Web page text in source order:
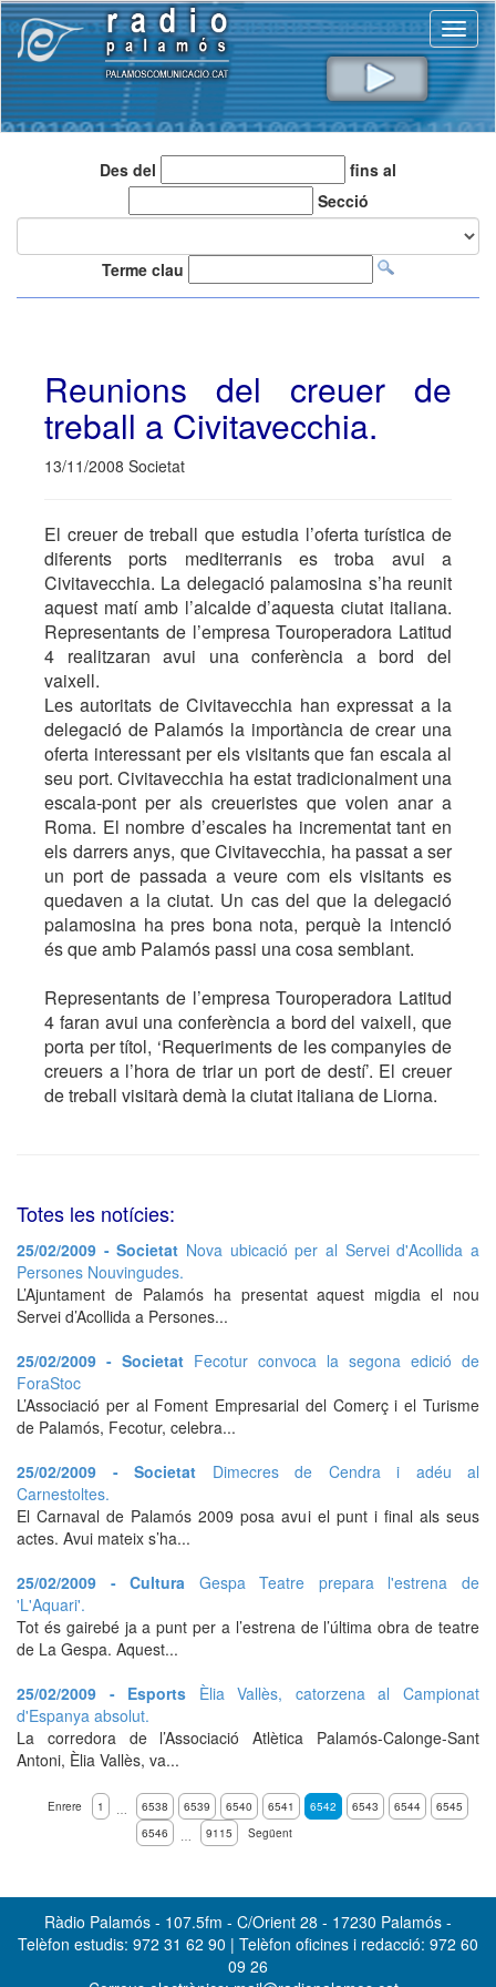
Des del
fins al
Secció
Terme clau
Reunions del creuer de
treball a Civitavecchia.
13/11/2008 Societat
El creuer de treball que estudia l’oferta turística de
diferents ports mediterranis es troba avui a
Civitavecchia. La delegació palamosina s’ha reunit
aquest matí amb l’alcalde d’aquesta ciutat italiana.
Representants de l’empresa Touroperadora Latitud
4 realitzaran avui una conferència a bord del
vaixell.
Les autoritats de Civitavecchia han expressat a la
delegació de Palamós la importància de crear una
oferta interessant per els visitants que fan escala al
seu port. Civitavecchia ha estat tradicionalment una
escala-pont per als creueristes que volen anar a
Roma. El nombre d’escales ha incrementat tant en
els darrers anys, que Civitavecchia, ha passat a ser
un port de passada a veure com els visitants es
quedaven a la ciutat. Un cas del que la delegació
palamosina ha pres bona nota, perquè la intenció
és que amb Palamós passi una cosa semblant.
Representants de l’empresa Touroperadora Latitud
4 faran avui una conferència a bord del vaixell, que
porta per títol, ‘Requeriments de les companyies de
creuers a l’hora de triar un port de destí’. El creuer
de treball visitarà demà la ciutat italiana de Liorna.
Totes les notícies:
25/02/2009 - Societat Nova ubicació per al Servei d'Acollida a
Persones Nouvingudes.
L’Ajuntament de Palamós ha presentat aquest migdia el nou
Servei d’Acollida a Persones...
25/02/2009 - Societat Fecotur convoca la segona edició de
ForaStoc
L’Associació per al Foment Empresarial del Comerç i el Turisme
de Palamós, Fecotur, celebra...
25/02/2009 - Societat Dimecres de Cendra i adéu al
Carnestoltes.
El Carnaval de Palamós 2009 posa avui el punt i final als seus
actes. Avui mateix s’ha...
25/02/2009 - Cultura Gespa Teatre prepara l'estrena de
'L'Aquari'.
Tot és gairebé ja a punt per a l’estrena de l’última obra de teatre
de La Gespa. Aquest...
25/02/2009 - Esports Èlia Vallès, catorzena al Campionat
d'Espanya absolut.
La corredora de l’Associació Atlètica Palamós-Calonge-Sant
Antoni, Èlia Vallès, va...
Enrere 1 … 6538 6539 6540 6541 6542 6543 6544
6545
6546
… 9115 Següent
Ràdio Palamós - 107.5fm - C/Orient 28 - 17230 Palamós -
Telèfon estudis: 972 31 62 90 | Telèfon oficines i redacció: 972 60
09 26